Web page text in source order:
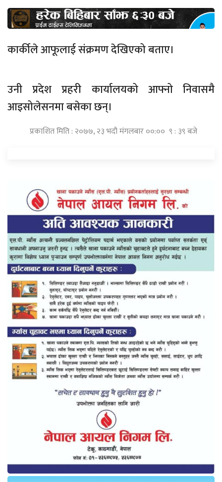
कार्कीले आफूलाई संक्रमण देखिएको बताए।
उनी प्रदेश प्रहरी कार्यालयको आफ्नो निवासमै
आइसोलेसनमा बसेका छन्।
प्रकाशित मिति : २०७७, २३ भदौ मंगलबार ००:०० ९ : ३९ बजे